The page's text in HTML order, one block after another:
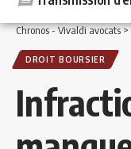
Chronos - Vivaldi avocats>
DROIT BOURSIER